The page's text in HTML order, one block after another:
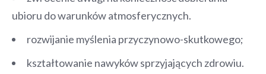
ubioru do warunków atmosferycznych.
rozwijanie myślenia przyczynowo-skutkowego;
kształtowanie nawyków sprzyjających zdrowiu.